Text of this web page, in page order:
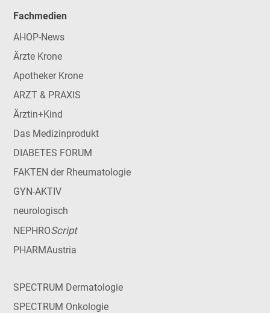
Fachmedien
AHOP-News
Ärzte Krone
Apotheker Krone
ARZT & PRAXIS
Ärztin+Kind
Das Medizinprodukt
DIABETES FORUM
FAKTEN der Rheumatologie
GYN-AKTIV
neurologisch
NEPHROScript
PHARMAustria
SPECTRUM Dermatologie
SPECTRUM Onkologie